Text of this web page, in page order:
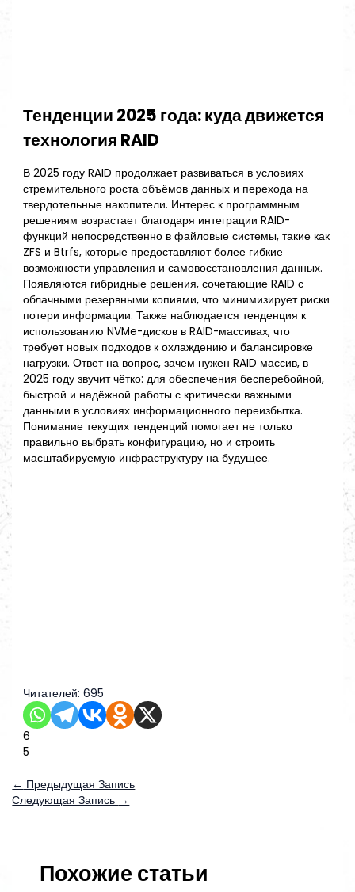
Тенденции 2025 года: куда движется
технология RAID
В 2025 году RAID продолжает развиваться в условиях
стремительного роста объёмов данных и перехода на
твердотельные накопители. Интерес к программным
решениям возрастает благодаря интеграции RAID-
функций непосредственно в файловые системы, такие как
ZFS и Btrfs, которые предоставляют более гибкие
возможности управления и самовосстановления данных.
Появляются гибридные решения, сочетающие RAID с
облачными резервными копиями, что минимизирует риски
потери информации. Также наблюдается тенденция к
использованию NVMe-дисков в RAID-массивах, что
требует новых подходов к охлаждению и балансировке
нагрузки. Ответ на вопрос, зачем нужен RAID массив, в
2025 году звучит чётко: для обеспечения бесперебойной,
быстрой и надёжной работы с критически важными
данными в условиях информационного переизбытка.
Понимание текущих тенденций помогает не только
правильно выбрать конфигурацию, но и строить
масштабируемую инфраструктуру на будущее.
Читателей: 695
6
5
← Предыдущая Запись
Следующая Запись →
Похожие статьи